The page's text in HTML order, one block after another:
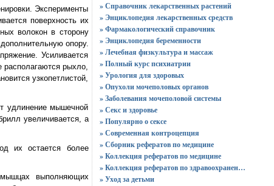
Эксперименты
поверхность их
волокон в сторону
опору.
Усиливается
рыхло,
узкопетлистой,
удлинение мышечной
увеличивается, а
их остается более
выполняющих
» Справочник лекарственных растений
» Энциклопедия лекарственных средств
» Фармакологический справочник
» Энциклопедия беременности
» Лечебная физкультура и массаж
» Полный курс психиатрии
» Урология для здоровых
» Опухоли мочеполовых органов
» Заболевания мочеполовой системы
» Секс и здоровье
» Популярно о сексе
» Современная контроцепция
» Сборник рефератов по медицине
» Коллекция рефератов по медицине
» Коллекция рефератов по здравоохранению
» Уход за детьми